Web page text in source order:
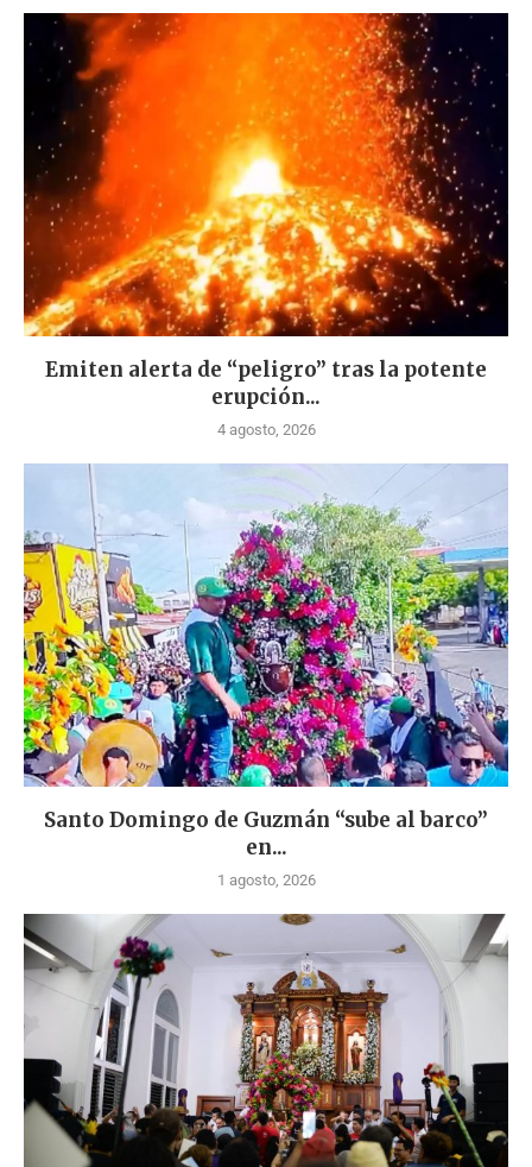
Emiten alerta de “peligro” tras la potente
erupción...
4 agosto, 2026
Santo Domingo de Guzmán “sube al barco”
en...
1 agosto, 2026